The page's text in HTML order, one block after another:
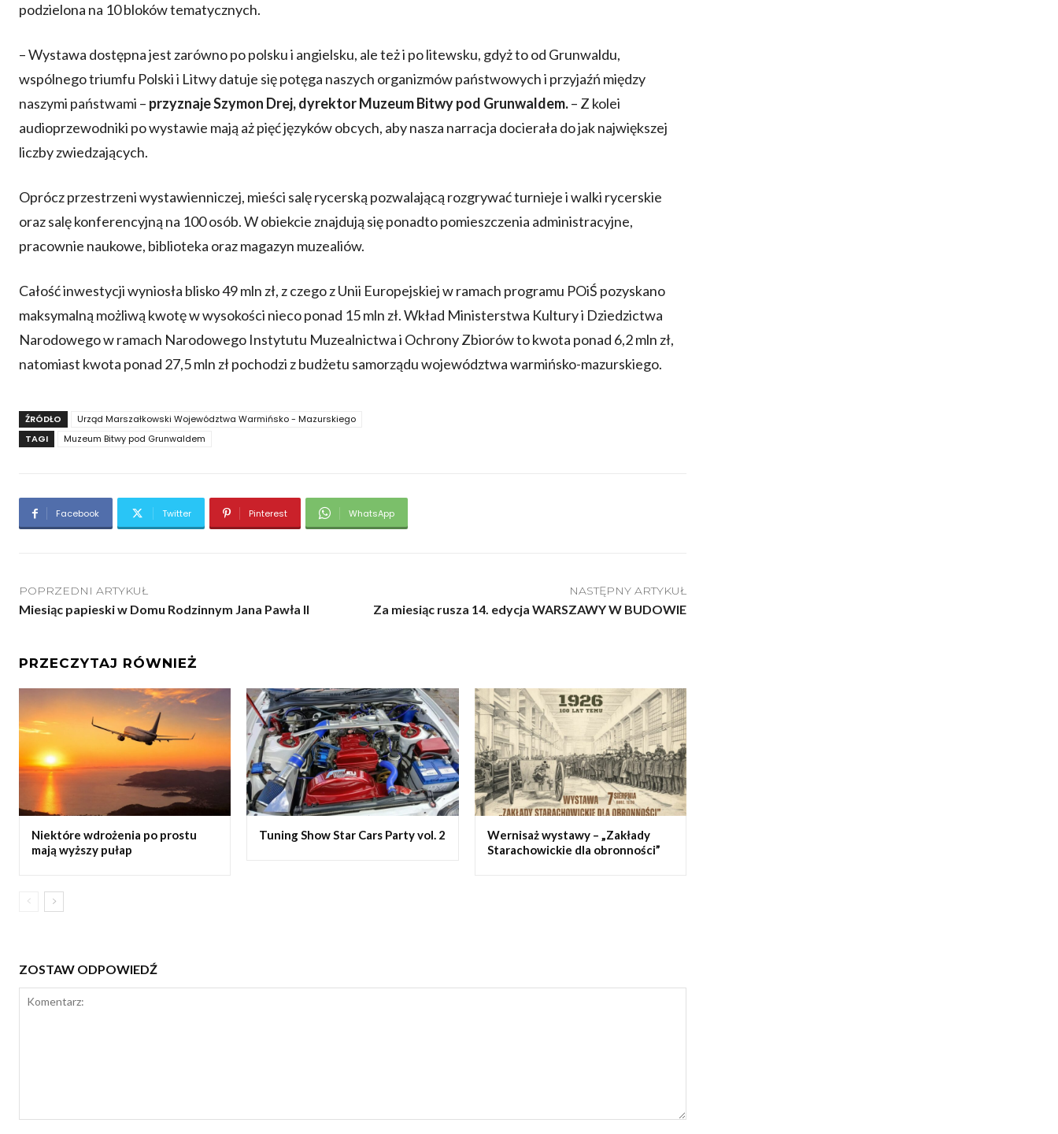
podzielona na 10 bloków tematycznych.
– Wystawa dostępna jest zarówno po polsku i angielsku, ale też i po litewsku, gdyż to od Grunwaldu,
wspólnego triumfu Polski i Litwy datuje się potęga naszych organizmów państwowych i przyjaźń między
naszymi państwami – przyznaje Szymon Drej, dyrektor Muzeum Bitwy pod Grunwaldem.– Z kolei
audioprzewodniki po wystawie mają aż pięć języków obcych, aby nasza narracja docierała do jak największej
liczby zwiedzających.
Oprócz przestrzeni wystawienniczej, mieści salę rycerską pozwalającą rozgrywać turnieje i walki rycerskie
oraz salę konferencyjną na 100 osób. W obiekcie znajdują się ponadto pomieszczenia administracyjne,
pracownie naukowe, biblioteka oraz magazyn muzealiów.
Całość inwestycji wyniosła blisko 49 mln zł, z czego z Unii Europejskiej w ramach programu POiŚ pozyskano
maksymalną możliwą kwotę w wysokości nieco ponad 15 mln zł. Wkład Ministerstwa Kultury i Dziedzictwa
Narodowego w ramach Narodowego Instytutu Muzealnictwa i Ochrony Zbiorów to kwota ponad 6,2 mln zł,
natomiast kwota ponad 27,5 mln zł pochodzi z budżetu samorządu województwa warmińsko-mazurskiego.
ŹRÓDŁO
Urząd Marszałkowski Województwa Warmińsko - Mazurskiego
TAGI
Muzeum Bitwy pod Grunwaldem
Facebook Twitter Pinterest WhatsApp
POPRZEDNI ARTYKUŁ
Miesiąc papieski w Domu Rodzinnym Jana Pawła II
NASTĘPNY ARTYKUŁ
Za miesiąc rusza 14. edycja WARSZAWY W BUDOWIE
PRZECZYTAJ RÓWNIEŻ
Niektóre wdrożenia po prostu
mają wyższy pułap
Tuning Show Star Cars Party vol. 2
Wernisaż wystawy – „Zakłady
Starachowickie dla obronności”
ZOSTAW ODPOWIEDŹ